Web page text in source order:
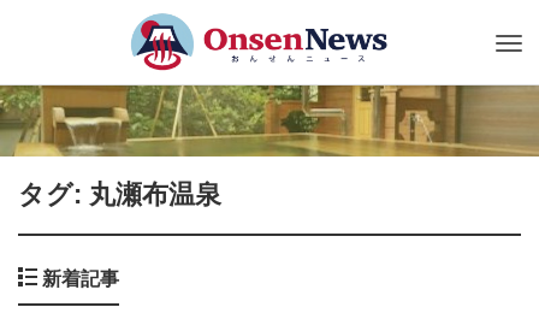
タグ: 丸瀬布温泉
新着記事